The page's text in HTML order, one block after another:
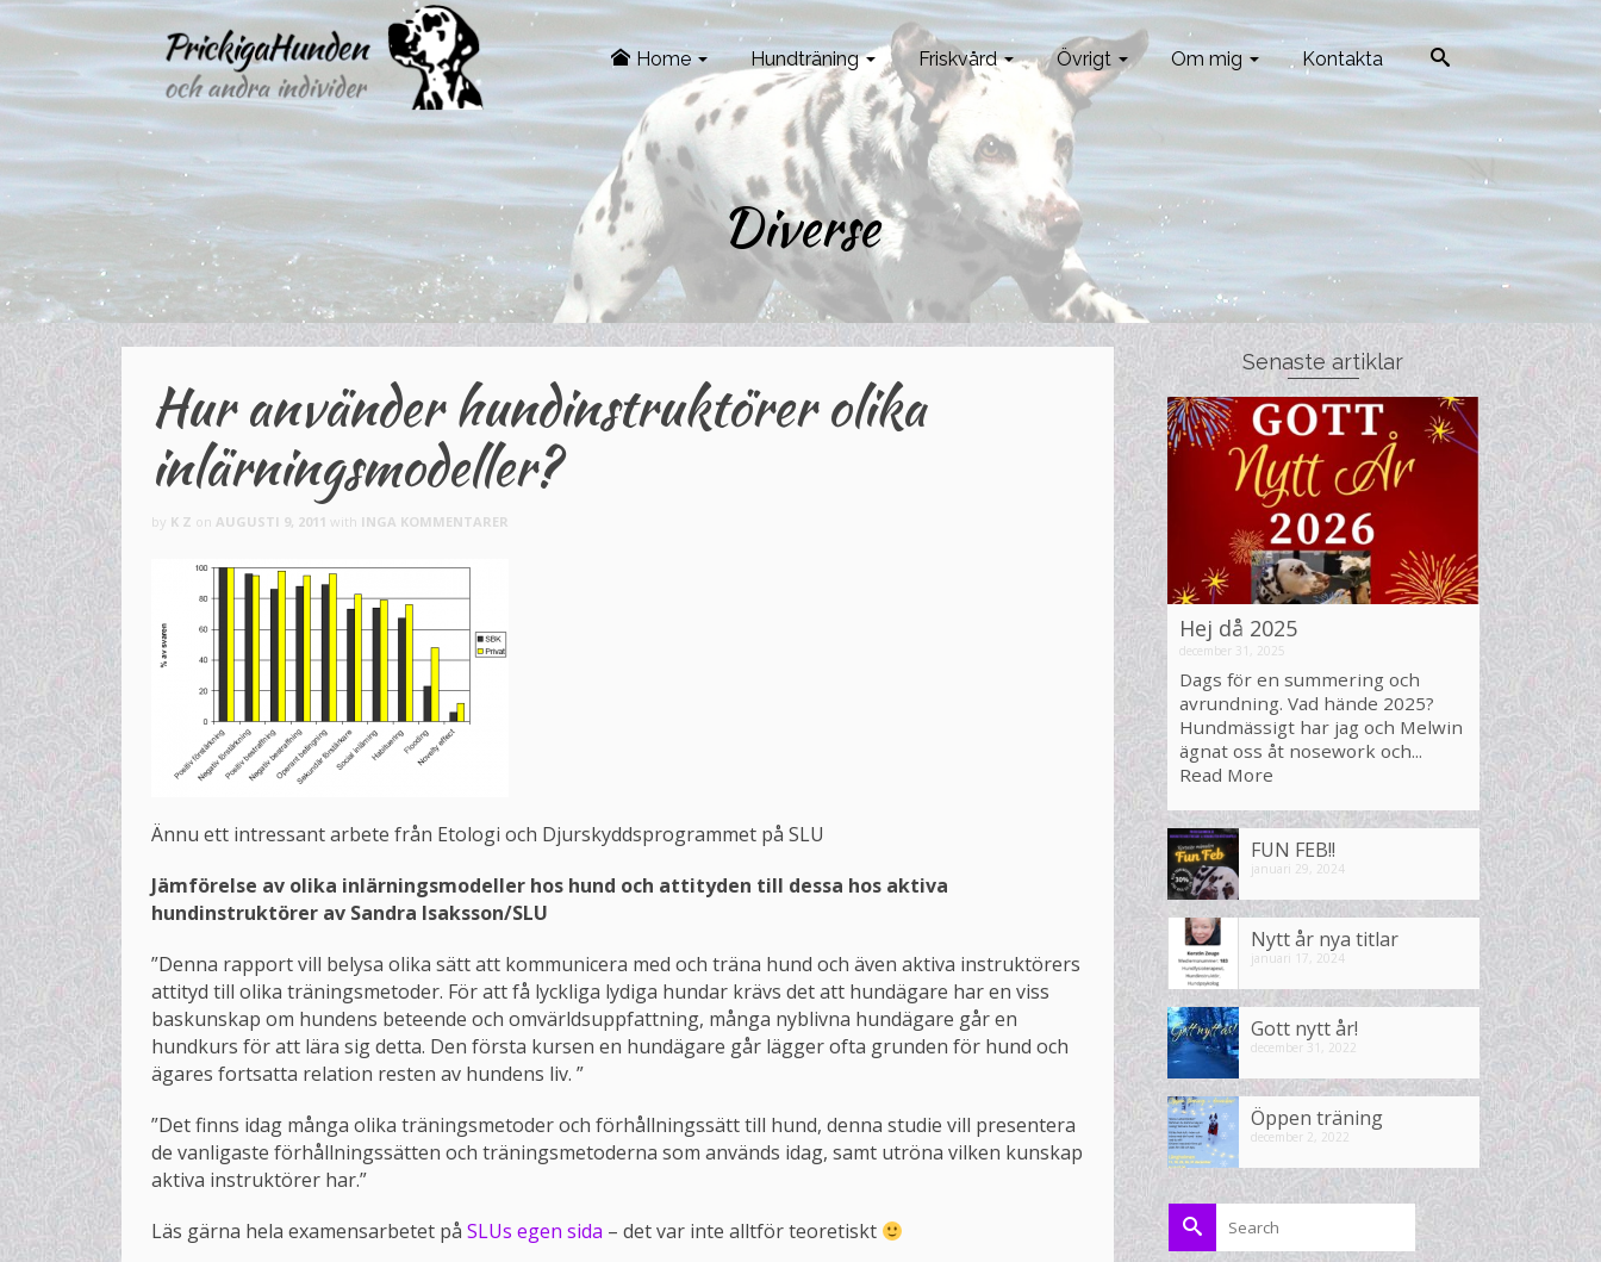
Home Hundträning Friskvård Övrigt Om mig Kontakta
Diverse
Hur använder hundinstruktörer olika
inlärningsmodeller?
by K Z on AUGUSTI 9, 2011 with INGA KOMMENTARER
Ännu ett intressant arbete från Etologi och Djurskyddsprogrammet på SLU
Jämförelse av olika inlärningsmodeller hos hund och attityden till dessa hos aktiva
hundinstruktörer av Sandra Isaksson/SLU
”Denna rapport vill belysa olika sätt att kommunicera med och träna hund och även aktiva instruktörers
attityd till olika träningsmetoder. För att få lyckliga lydiga hundar krävs det att hundägare har en viss
baskunskap om hundens beteende och omvärldsuppfattning, många nyblivna hundägare går en
hundkurs för att lära sig detta. Den första kursen en hundägare går lägger ofta grunden för hund och
ägares fortsatta relation resten av hundens liv. ”
”Det finns idag många olika träningsmetoder och förhållningssätt till hund, denna studie vill presentera
de vanligaste förhållningssätten och träningsmetoderna som används idag, samt utröna vilken kunskap
aktiva instruktörer har.”
Läs gärna hela examensarbetet på SLUs egen sida – det var inte alltför teoretiskt
Senaste artiklar
Hej då 2025
december 31, 2025
Dags för en summering och
avrundning. Vad hände 2025?
Hundmässigt har jag och Melwin
ägnat oss åt nosework och...
Read More
FUN FEB!!
januari 29, 2024
Nytt år nya titlar
januari 17, 2024
Gott nytt år!
december 31, 2022
Öppen träning
december 2, 2022
Search
for: